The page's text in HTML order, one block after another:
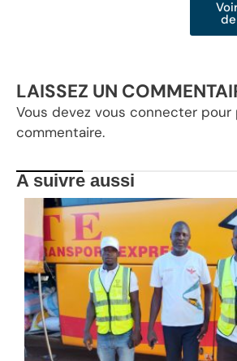
LAISSEZ UN
Vous devez vous connecter pour
commentaire.
A suivre aussi